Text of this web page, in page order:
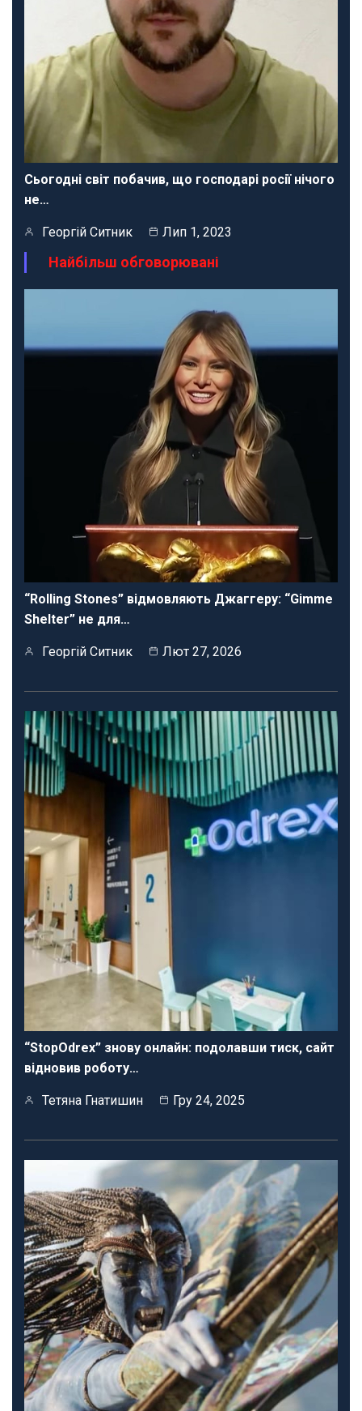
Сьогодні світ побачив, що господарі росії нічого
не…
Георгій Ситник Лип 1, 2023
Найбільш обговорювані
“Rolling Stones” відмовляють Джаггеру: “Gimme
Shelter” не для…
Георгій Ситник Лют 27, 2026
“StopOdrex” знову онлайн: подолавши тиск, сайт
відновив роботу…
Тетяна Гнатишин Гру 24, 2025